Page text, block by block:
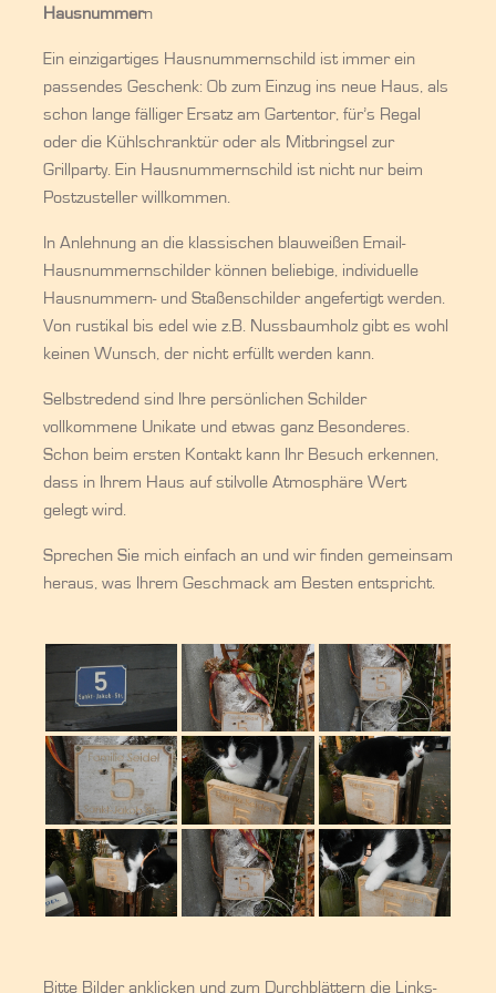
Hausnummern
Ein einzigartiges Hausnummernschild ist immer ein
passendes Geschenk: Ob zum Einzug ins neue Haus, als
schon lange fälliger Ersatz am Gartentor, für’s Regal
oder die Kühlschranktür oder als Mitbringsel zur
Grillparty. Ein Hausnummernschild ist nicht nur beim
Postzusteller willkommen.
In Anlehnung an die klassischen blauweißen Email-
Hausnummernschilder können beliebige, individuelle
Hausnummern- und Staßenschilder angefertigt werden.
Von rustikal bis edel wie z.B. Nussbaumholz gibt es wohl
keinen Wunsch, der nicht erfüllt werden kann.
Selbstredend sind Ihre persönlichen Schilder
vollkommene Unikate und etwas ganz Besonderes.
Schon beim ersten Kontakt kann Ihr Besuch erkennen,
dass in Ihrem Haus auf stilvolle Atmosphäre Wert
gelegt wird.
Sprechen Sie mich einfach an und wir finden gemeinsam
heraus, was Ihrem Geschmack am Besten entspricht.
Bitte Bilder anklicken und zum Durchblättern die Links-